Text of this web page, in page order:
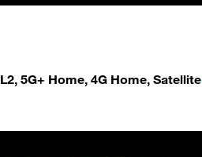
5G+ Home, 4G Home, Satellite